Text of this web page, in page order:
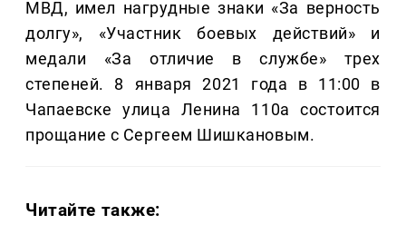
МВД, имел нагрудные знаки «За верность
долгу», «Участник боевых действий» и
медали «За отличие в службе» трех
степеней. 8 января 2021 года в 11:00 в
Чапаевске улица Ленина 110а состоится
прощание с Сергеем Шишкановым.
Читайте также: